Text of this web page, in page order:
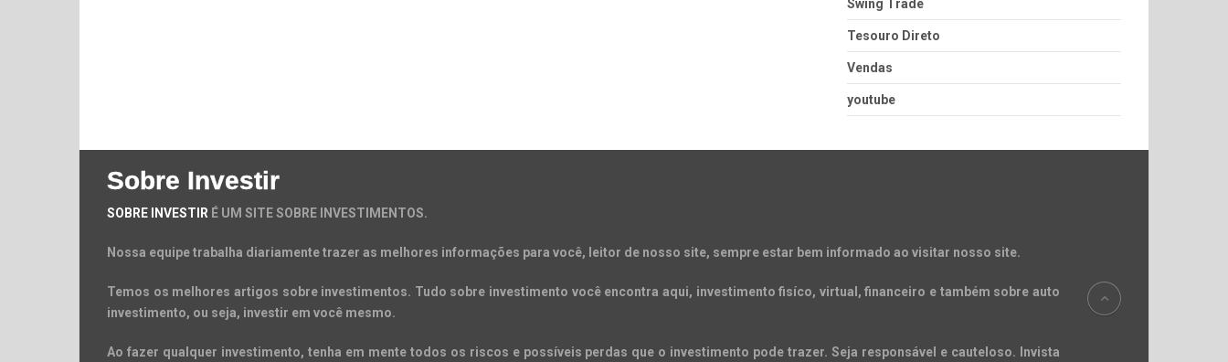
Swing Trade
Tesouro Direto
Vendas
youtube
Sobre Investir
SOBRE INVESTIR É UM SITE SOBRE INVESTIMENTOS.
Nossa equipe trabalha diariamente trazer as melhores informações para você, leitor de nosso site, sempre estar bem informado ao visitar nosso site.
Temos os melhores artigos sobre investimentos. Tudo sobre investimento você encontra aqui, investimento fisíco, virtual, financeiro e também sobre auto
investimento, ou seja, investir em você mesmo.
Ao fazer qualquer investimento, tenha em mente todos os riscos e possíveis perdas que o investimento pode trazer. Seja responsável e cauteloso. Invista